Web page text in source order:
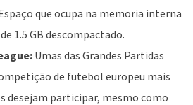
que ocupa na memoria interna
1.5 GB descompactado.
Umas das Grandes Partidas
de futebol europeu mais
desejam participar, mesmo como